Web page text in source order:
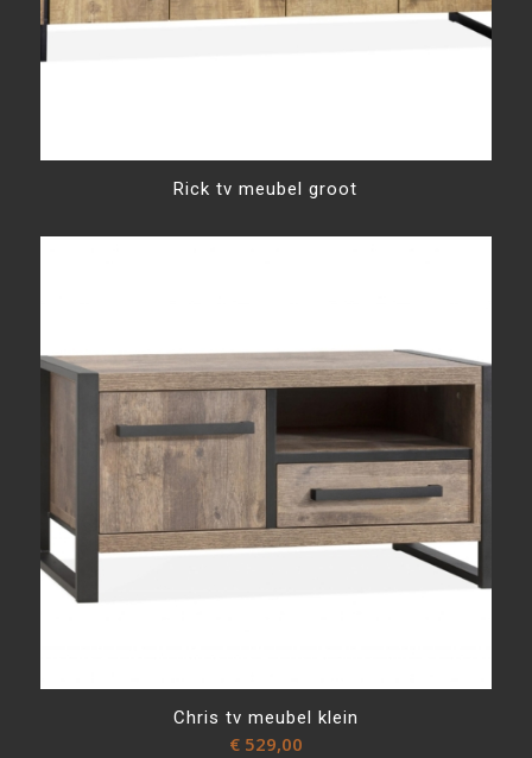
Rick tv meubel groot
Chris tv meubel klein
€529,00